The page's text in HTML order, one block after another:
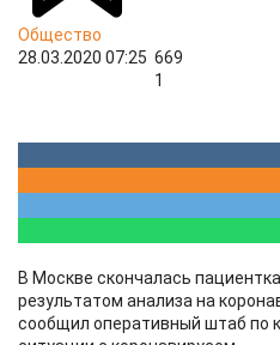
Общество
28.03.2020 07:25 669
1
В Москве скончалась
результатом анализа на
сообщил оперативный штаб по